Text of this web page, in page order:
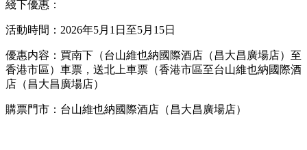
綫下優惠：
活動時間：2026年5月1日至5月15日
優惠内容：買南下（台山維也納國際酒店（昌大昌廣場店）至
香港市區）車票，送北上車票（香港市區至台山維也納國際酒
店（昌大昌廣場店）
購票門市：台山維也納國際酒店（昌大昌廣場店）